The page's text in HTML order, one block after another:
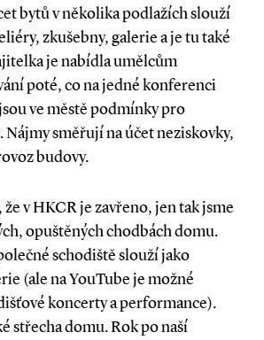
bytů v několika podlažích slouží
zkušebny, galerie a je tu také
je nabídla umělcům
poté, co na jedné konferenci
ve městě podmínky pro
Nájmy směřují na účet neziskovky,
budovy.
v HKCR je zavřeno, jen tak jsme
opuštěných chodbách domu.
schodiště slouží jako
(ale na YouTube je možné
koncerty a performance).
střecha domu. Rok po naší